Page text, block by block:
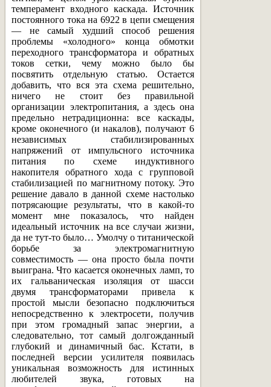
темперамент входного каскада. Источник
постоянного тока на 6922 в цепи смещения
— не самый худший способ решения
проблемы «холодного» конца обмотки
переходного трансформатора и обратных
токов сетки, чему можно было бы
посвятить отдельную статью. Остается
добавить, что вся эта схема решительно,
ничего не стоит без правильной
организации электропитания, а здесь она
предельно нетрадиционна: все каскады,
кроме оконечного (и накалов), получают 6
независимых стабилизированных
напряжений от импульсного источника
питания по схеме индуктивного
накопителя обратного хода с групповой
стабилизацией по магнитному потоку. Это
решение давало в данной схеме настолько
потрясающие результаты, что в какой-то
момент мне показалось, что найден
идеальный источник на все случаи жизни,
да не тут-то было… Умолчу о титанической
борьбе за электромагнитную
совместимость — она просто была почти
выиграна. Что касается оконечных ламп, то
их гальваническая изоляция от шасси
двумя трансформаторами привела к
простой мысли безопасно подключиться
непосредственно к электросети, получив
при этом громадный запас энергии, а
следовательно, тот самый долгожданный
глубокий и динамичный бас. Кстати, в
последней версии усилителя появилась
уникальная возможность для истинных
любителей звука, готовых на